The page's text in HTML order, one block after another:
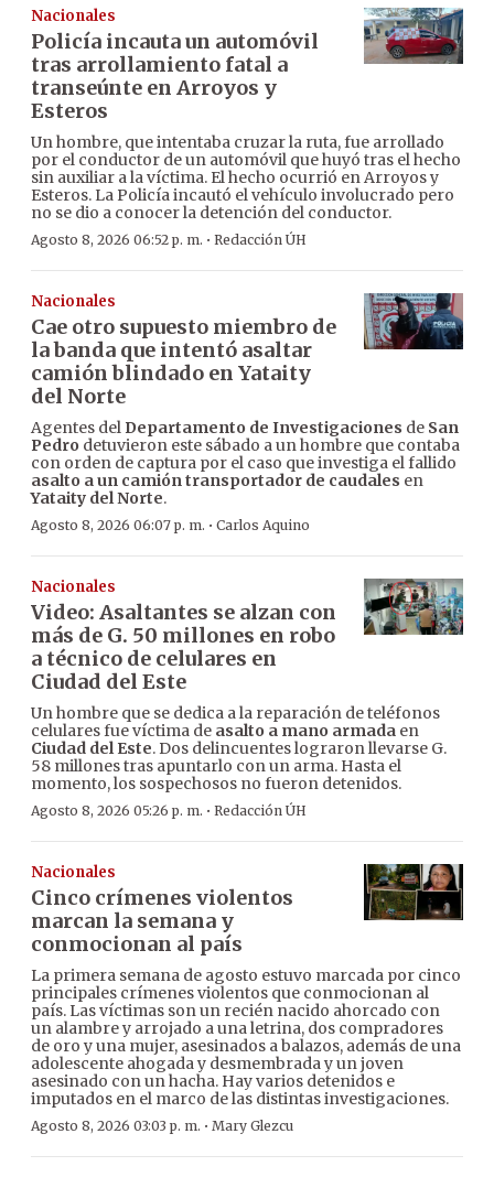
Nacionales
Policía incauta un automóvil
tras arrollamiento fatal a
transeúnte en Arroyos y
Esteros
Un hombre, que intentaba cruzar la ruta, fue arrollado
por el conductor de un automóvil que huyó tras el hecho
sin auxiliar a la víctima. El hecho ocurrió en Arroyos y
Esteros. La Policía incautó el vehículo involucrado pero
no se dio a conocer la detención del conductor.
Agosto 8, 2026 06:52 p. m. · Redacción ÚH
Nacionales
Cae otro supuesto miembro de
la banda que intentó asaltar
camión blindado en Yataity
del Norte
Agentes del Departamento de Investigaciones de San
Pedro detuvieron este sábado a un hombre que contaba
con orden de captura por el caso que investiga el fallido
asalto a un camión transportador de caudales en
Yataity del Norte.
Agosto 8, 2026 06:07 p. m. · Carlos Aquino
Nacionales
Video: Asaltantes se alzan con
más de G. 50 millones en robo
a técnico de celulares en
Ciudad del Este
Un hombre que se dedica a la reparación de teléfonos
celulares fue víctima de asalto a mano armada en
Ciudad del Este. Dos delincuentes lograron llevarse G.
58 millones tras apuntarlo con un arma. Hasta el
momento, los sospechosos no fueron detenidos.
Agosto 8, 2026 05:26 p. m. · Redacción ÚH
Nacionales
Cinco crímenes violentos
marcan la semana y
conmocionan al país
La primera semana de agosto estuvo marcada por cinco
principales crímenes violentos que conmocionan al
país. Las víctimas son un recién nacido ahorcado con
un alambre y arrojado a una letrina, dos compradores
de oro y una mujer, asesinados a balazos, además de una
adolescente ahogada y desmembrada y un joven
asesinado con un hacha. Hay varios detenidos e
imputados en el marco de las distintas investigaciones.
Agosto 8, 2026 03:03 p. m. · Mary Glezcu